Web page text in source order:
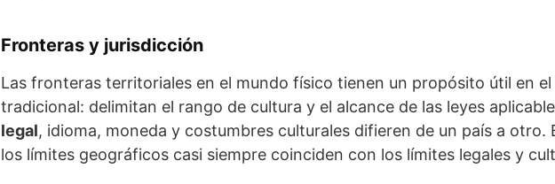
Fronteras y jurisdicción
Las fronteras territoriales en el mundo físico tienen un propósito útil en
tradicional: delimitan el rango de cultura y el alcance de las leyes
legal, idioma, moneda y costumbres culturales difieren de un país a otro.
los límites geográficos casi siempre coinciden con los límites legales y